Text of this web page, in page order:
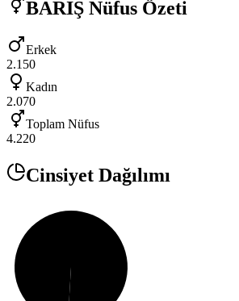
BARIŞ Nüfus Özeti
Erkek
2.150
Kadın
2.070
Toplam Nüfus
4.220
Cinsiyet Dağılımı